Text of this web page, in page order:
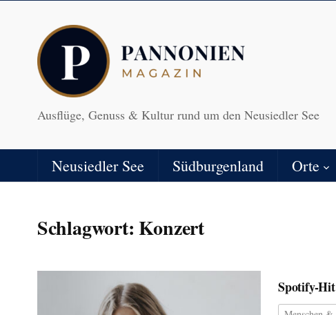
Ausflüge, Genuss & Kultur rund um den Neusiedler See
Neusiedler See Südburgenland Orte
Schlagwort:Konzert
Spotify-